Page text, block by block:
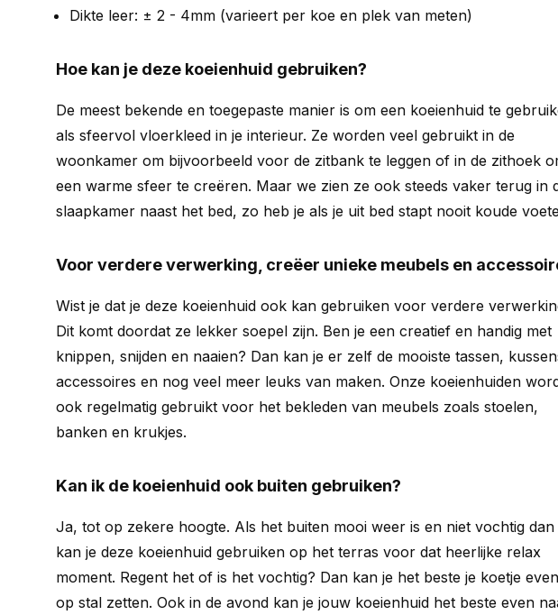
Dikte leer: ± 2 - 4mm (varieert per koe en plek van meten)
Hoe kan je deze koeienhuid gebruiken?
De meest bekende en toegepaste manier is om een koeienhuid te
als sfeervol vloerkleed in je interieur. Ze worden veel gebruikt in de
woonkamer om bijvoorbeeld voor de zitbank te leggen of in de zithoek
een warme sfeer te creëren. Maar we zien ze ook steeds vaker terug in
slaapkamer naast het bed, zo heb je als je uit bed stapt nooit koude
Voor verdere verwerking, creëer unieke meubels en
Wist je dat je deze koeienhuid ook kan gebruiken voor verdere
Dit komt doordat ze lekker soepel zijn. Ben je een creatief en handig met
knippen, snijden en naaien? Dan kan je er zelf de mooiste tassen,
accessoires en nog veel meer leuks van maken. Onze koeienhuiden
ook regelmatig gebruikt voor het bekleden van meubels zoals stoelen,
banken en krukjes.
Kan ik de koeienhuid ook buiten gebruiken?
Ja, tot op zekere hoogte. Als het buiten mooi weer is en niet vochtig dan
kan je deze koeienhuid gebruiken op het terras voor dat heerlijke relax
moment. Regent het of is het vochtig? Dan kan je het beste je koetje even
op stal zetten. Ook in de avond kan je jouw koeienhuid het beste even